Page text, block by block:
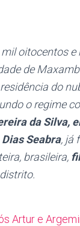
oitocentos
de
do
o regime
da Silva,
Seabra, já
brasileira,
Artur e